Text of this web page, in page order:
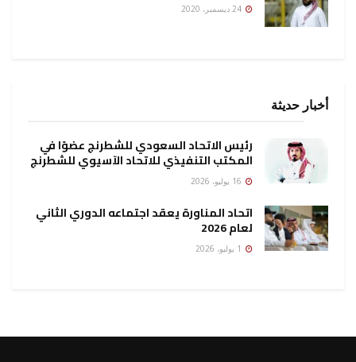
أخبار حديثة
رئيس الاتحاد السعودي للشطرنج عضوًا في
المكتب التنفيذي للاتحاد الآسيوي للشطرنج
اتحاد المناورة يعقد اجتماعه الدوري الثاني
لعام 2026